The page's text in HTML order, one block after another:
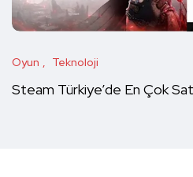
Oyun Teknoloji
Steam Türkiye’de En Çok